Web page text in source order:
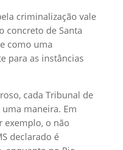
criminalização vale
concreto de Santa
como uma
para as instâncias
cada Tribunal de
maneira. Em
exemplo, o não
declarado é